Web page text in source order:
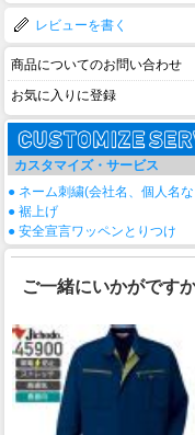
レビューを書く
商品についてのお問い合わせ
お気に入りに登録
カスタマイズ・サービス
● ネーム刺繍(会社名、個人名
● 裾上げ
● 安全宣言ワッペンとりつけ
ご一緒にいかがです